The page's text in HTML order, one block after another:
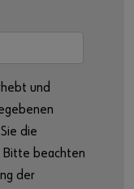
und
die
Bitte beachten
der